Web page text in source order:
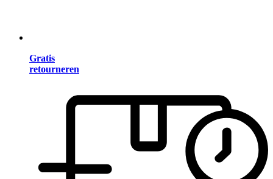
Gratis
retourneren